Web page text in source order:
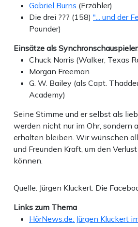
Gabriel Burns (Erzähler)
Die drei ??? (158) "... und der
Pounder)
Einsätze als
Chuck Norris (Walker, Texas
Morgan Freeman
G. W. Bailey (als Capt.
Academy)
Seine Stimme und er selbst als
werden nicht nur im Ohr, sondern
erhalten bleiben. Wir wünschen
und Freunden Kraft, um den
können.
Quelle: Jürgen Kluckert: Die
Links zum Thema
HörNews.de: Jürgen Kluckert